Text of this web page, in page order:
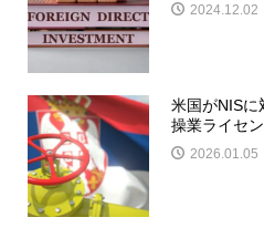
2024.12.02
米国がNISに
操業ライセン
2026.01.05